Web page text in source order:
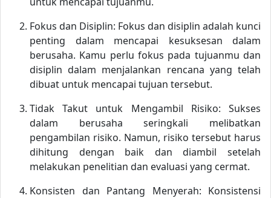
Fokus dan Disiplin: Fokus dan disiplin adalah kunci
penting dalam mencapai kesuksesan dalam
berusaha. Kamu perlu fokus pada tujuanmu dan
disiplin dalam menjalankan rencana yang telah
dibuat untuk mencapai tujuan tersebut.
Tidak Takut untuk Mengambil Risiko: Sukses
dalam berusaha seringkali melibatkan
pengambilan risiko. Namun, risiko tersebut harus
dihitung dengan baik dan diambil setelah
melakukan penelitian dan evaluasi yang cermat.
Konsisten dan Pantang Menyerah: Konsistensi